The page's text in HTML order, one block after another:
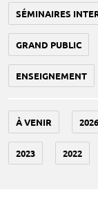
SÉMINAIRES
GRAND PUBLIC
ENSEIGNEMENT
À VENIR 2026
2023 2022